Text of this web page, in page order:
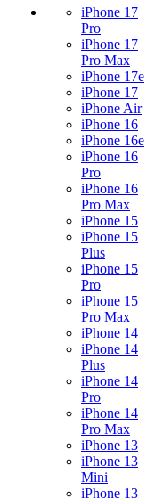
iPhone 17
Pro
iPhone 17
Pro Max
iPhone 17e
iPhone 17
iPhone Air
iPhone 16
iPhone 16e
iPhone 16
Pro
iPhone 16
Pro Max
iPhone 15
iPhone 15
Plus
iPhone 15
Pro
iPhone 15
Pro Max
iPhone 14
iPhone 14
Plus
iPhone 14
Pro
iPhone 14
Pro Max
iPhone 13
iPhone 13
Mini
iPhone 13